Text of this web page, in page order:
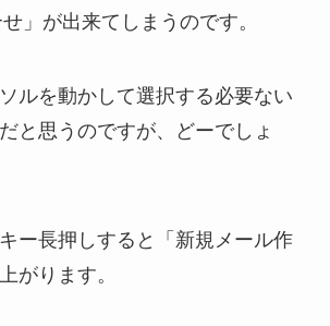
」が出来てしまうのです。
ルを動かして選択する必要ない
と思うのですが、どーでしょ
ー長押しすると「新規メール作
がります。